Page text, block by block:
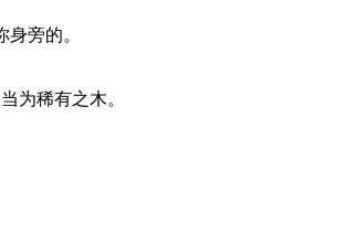
旁的。
为稀有之木。